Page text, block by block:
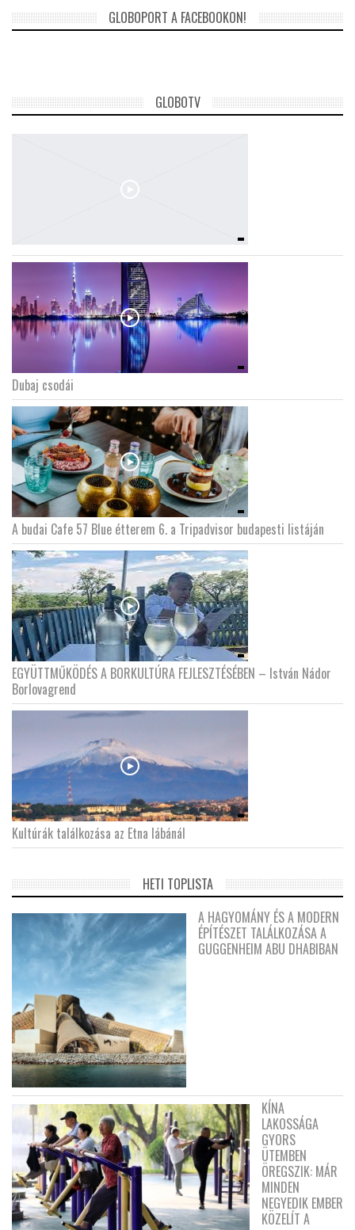
GLOBOPORT A FACEBOOKON!
GLOBOTV
Dubaj csodái
A budai Cafe 57 Blue étterem 6. a Tripadvisor budapesti listáján
EGYÜTTMŰKÖDÉS A BORKULTÚRA FEJLESZTÉSÉBEN – István Nádor
Borlovagrend
Kultúrák találkozása az Etna lábánál
HETI TOPLISTA
A HAGYOMÁNY ÉS A MODERN
ÉPÍTÉSZET TALÁLKOZÁSA A
GUGGENHEIM ABU DHABIBAN
KÍNA
LAKOSSÁGA
GYORS
ÜTEMBEN
ÖREGSZIK: MÁR
MINDEN
NEGYEDIK EMBER
KÖZELÍT A